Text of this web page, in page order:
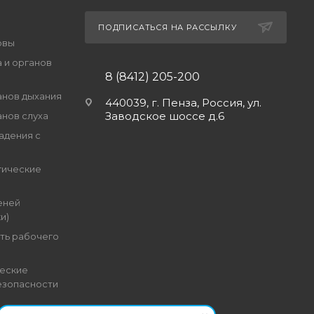
и органов
дыхания
слуха
с
рабочего
ПОДПИСАТЬСЯ НА РАССЫЛКУ
8 (8412) 205-200
440039, г. Пенза, Россия, ул.
Заводское шоссе д.6